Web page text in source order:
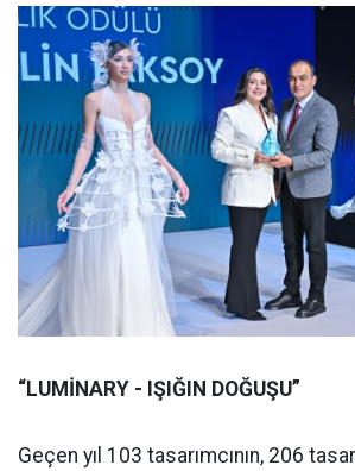
“LUMİNARY - IŞIĞIN DOĞUŞU”
Geçen yıl 103 tasarımcının, 206